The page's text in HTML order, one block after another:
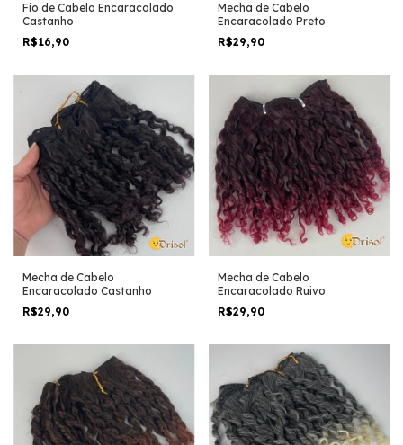
Fio de Cabelo Encaracolado
Castanho
R$16,90
Mecha de Cabelo
Encaracolado Preto
R$29,90
Mecha de Cabelo
Encaracolado Castanho
R$29,90
Mecha de Cabelo
Encaracolado Ruivo
R$29,90